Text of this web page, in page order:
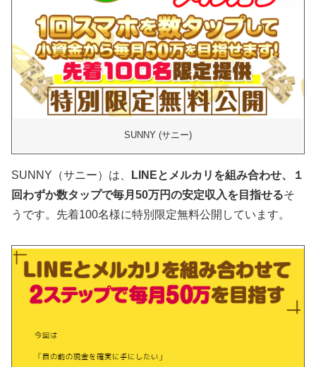
SUNNY (サニー)
SUNNY（サニー）は、
LINEとメルカリを組み合わせ、１
回わずか数タップで毎月50万円の安定収入を目指せるそ
うです。先着100名様に特別限定無料公開しています。